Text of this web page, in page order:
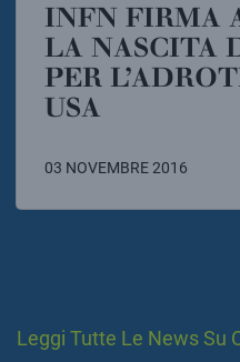
INFN FIRMA ACCORDO PER
LA NASCITA
PER
USA
03 NOVEMBRE 2016
Leggi Tutte Le News Su